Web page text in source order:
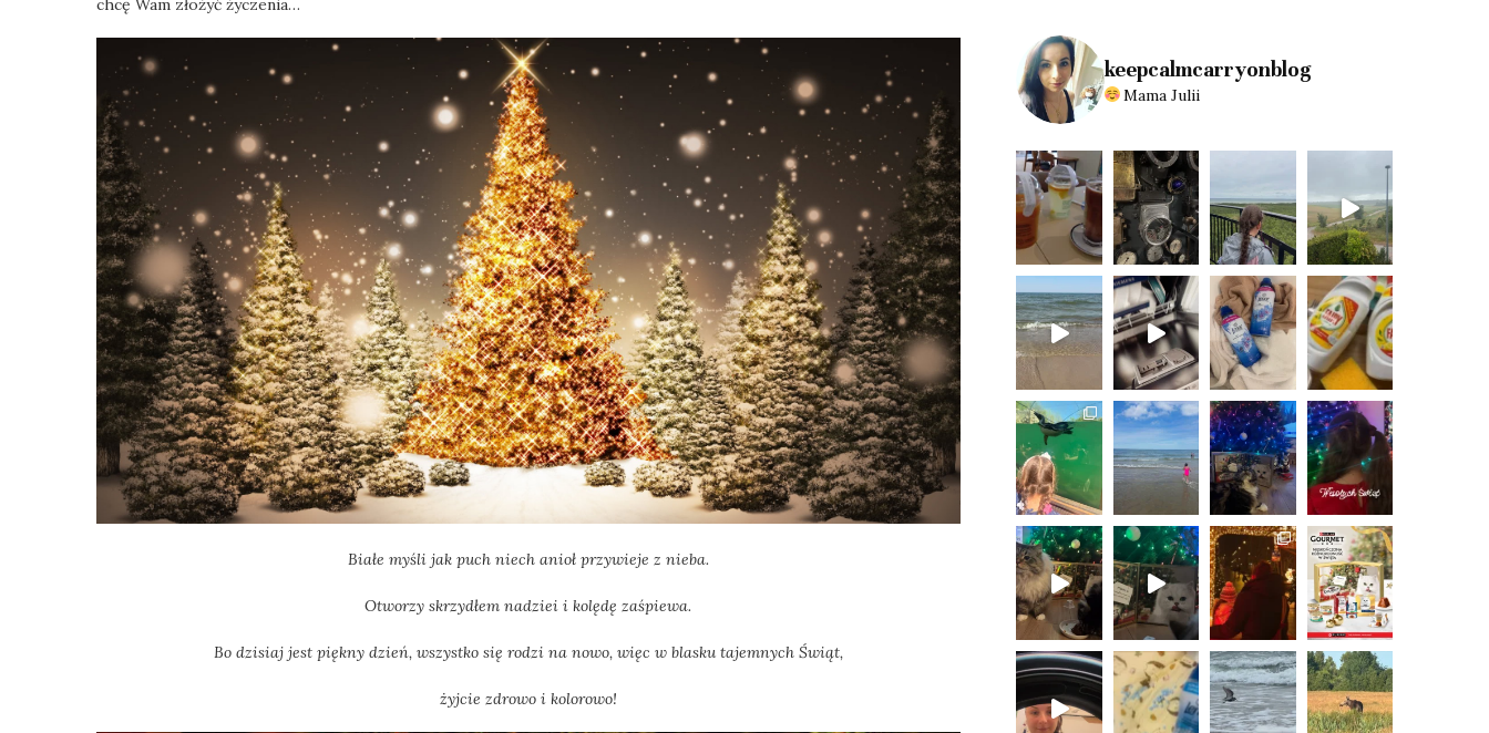
chcę Wam złożyć życzenia…
Białe myśli jak puch niech anioł przywieje z nieba.
Otworzy skrzydłem nadziei i kolędę zaśpiewa.
Bo dzisiaj jest piękny dzień, wszystko się rodzi na nowo, więc w blasku tajemnych Świąt,
żyjcie zdrowo i kolorowo!
keepcalmcarryonblog
Mama Julii